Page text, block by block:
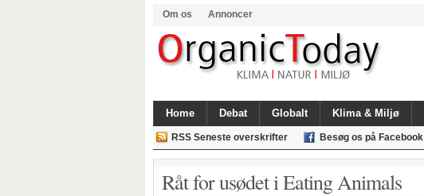
Om os Annoncer
Home Debat Globalt Klima & Miljø
RSS Seneste overskrifter Besøg os på Facebook
Råt for usødet i Eating Animals